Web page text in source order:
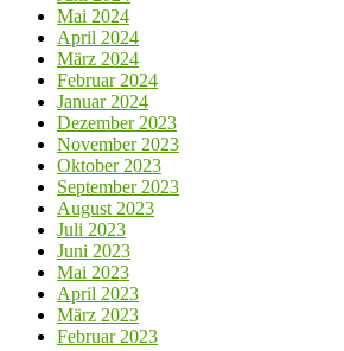
Mai 2024
April 2024
März 2024
Februar 2024
Januar 2024
Dezember 2023
November 2023
Oktober 2023
September 2023
August 2023
Juli 2023
Juni 2023
Mai 2023
April 2023
März 2023
Februar 2023